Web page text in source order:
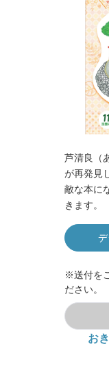
芦清良（
が再発見
敵な本に
きます。
※送付を
ださい。
お